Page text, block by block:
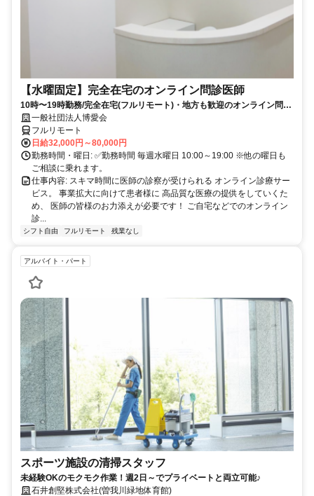
【水曜固定】完全在宅のオンライン問診医師
10時〜19時勤務/完全在宅(フルリモート)・地方も歓迎のオンライン問診
業務一般社団法人博愛会
フルリモート
日給32,000円～80,000円
勤務時間・曜日: ✅勤務時間 毎週水曜日 10:00～19:00 ※他の曜日も
ご相談に乗れます。
仕事内容: スキマ時間に医師の診察が受けられる オンライン診療サー
ビス。 事業拡大に向けて患者様に 高品質な医療の提供をしていくた
め、 医師の皆様のお力添えが必要です！ ご自宅などでのオンライン
診...
シフト自由 フルリモート 残業なし
アルバイト・パート
スポーツ施設の清掃スタッフ
未経験OKのモクモク作業！週2日～でプライベートと両立可能♪
石井創堅株式会社(曽我川緑地体育館)